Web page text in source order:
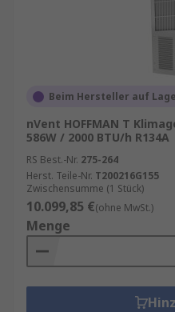
Beim Hersteller auf
nVent HOFFMAN T
586W / 2000 BTU/h R134A
RS Best.-Nr. 275-264
Herst. Teile-Nr. T200216G155
Zwischensumme (1 Stück)
10.099,85 €(ohne MwSt.)
Menge